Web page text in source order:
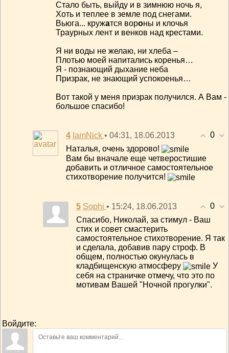
Стало быть, выйду и в зимнюю ночь я,
Хоть и теплее в земле под снегами.
Вьюга... кружатся вороны и клочья
Траурных лент и венков над крестами.
Я ни воды не желаю, ни хлеба –
Плотью моей напитались коренья…
Я - познающий дыхание неба
Призрак, не знающий успокоенья…
Вот такой у меня призрак получился. А Вам -
большое спасибо!
0
4 IamNick • 04:31, 18.06.2013
Наталья, очень здорово!
Вам бы вначале еще четверостишие
добавить и отличное самостоятельное
стихотворение получится!
0
5 Sophi • 15:24, 18.06.2013
Спасибо, Николай, за стимул - Ваш
стих и совет смастерить
самостоятельное стихотворение. Я так
и сделала, добавив пару строф. В
общем, полностью окунулась в
кладбищенскую атмосферу
У
себя на страничке отмечу, что это по
мотивам Вашей "Ночной прогулки".
Войдите: